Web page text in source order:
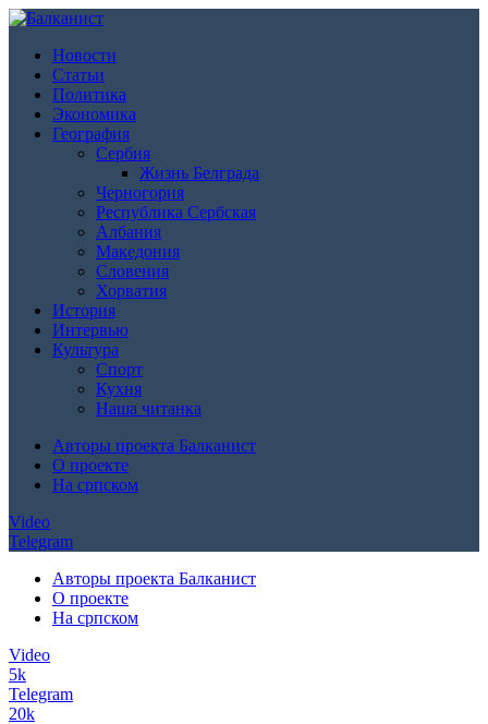
Новости
Статьи
Политика
Экономика
География
Сербия
Жизнь Белграда
Черногория
Республика Сербская
Албания
Македония
Словения
Хорватия
История
Интервью
Культура
Спорт
Кухня
Наша читанка
Авторы проекта Балканист
О проекте
На српском
Video
Telegram
Авторы проекта Балканист
О проекте
На српском
Video
5k
Telegram
20k